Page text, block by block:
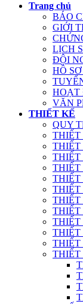
Trang chủ
BÁO
GIỚI
LỊCH
ĐỘI
HỒ
HOẠT
VĂN
THIẾT KẾ
QUY
THIẾT
THIẾT
THIẾT
THIẾT
THIẾT
THIẾT
THIẾT
THIẾT
THIẾT
THIẾT